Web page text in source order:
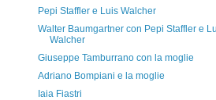
Pepi Staffler e Luis Walcher
Walter Baumgartner con Pepi Staffler e
Walcher
Giuseppe Tamburrano con la moglie
Adriano Bompiani e la moglie
Iaia Fiastri